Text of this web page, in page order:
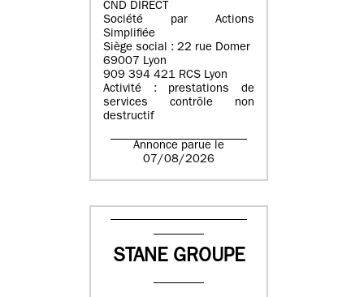
CND DIRECT
Société par Actions
Simplifiée
Siège social : 22 rue Domer
69007 Lyon
909 394 421 RCS Lyon
Activité : prestations de
services contrôle non
destructif
Annonce parue le
07/08/2026
STANE GROUPE